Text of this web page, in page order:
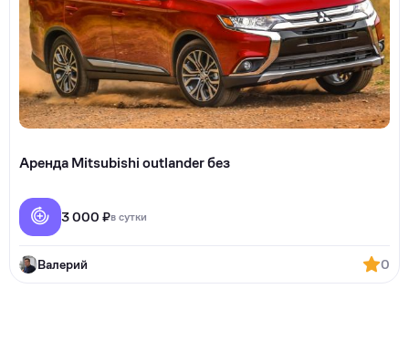
Аренда Mitsubishi outlander без
3 000 ₽в сутки
Валерий 0